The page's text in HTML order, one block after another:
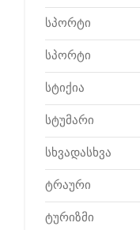
სპორტი
სპორტი
სტიქია
სტუმარი
სხვადასხვა
ტრაური
ტურიზმი